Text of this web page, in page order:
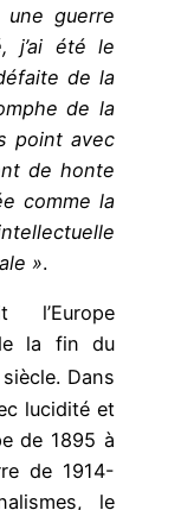
guerre
j’ai été le
de la
de la
point avec
de honte
comme la
».
l’Europe
la fin du
siècle. Dans
lucidité et
de 1895 à
de 1914-
le